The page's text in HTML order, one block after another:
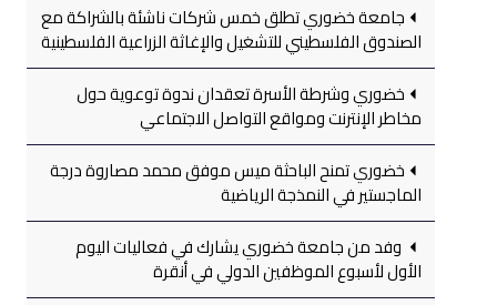
جامعة خضوري تطلق خمس شركات ناشئة بالشراكة مع
الصندوق الفلسطيني للتشغيل والإغاثة الزراعية الفلسطينية
خضوري وشرطة الأسرة تعقدان ندوة توعوية حول
مخاطر الإنترنت ومواقع التواصل الاجتماعي
خضوري تمنح الباحثة ميس موفق محمد مصاروة درجة
الماجستير في النمذجة الرياضية
وفد من جامعة خضوري يشارك في فعاليات اليوم
الأول لأسبوع الموظفين الدولي في أنقرة